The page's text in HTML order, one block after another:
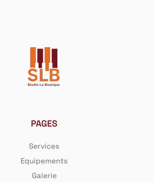
PAGES
Services
Equipements
Galerie